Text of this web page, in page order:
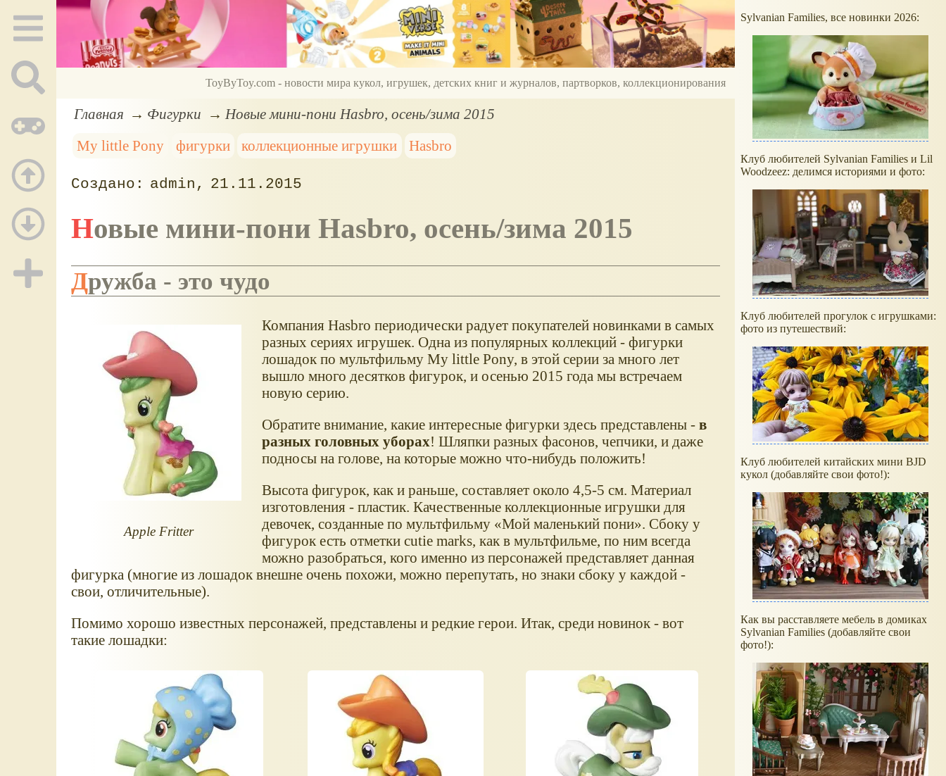
ToyByToy.com - новости мира кукол, игрушек, детских книг и журналов, партворков, коллекционирования
Главная Фигурки
Новые мини-пони Hasbro, осень/зима 2015
My little Pony
фигурки коллекционные игрушки Hasbro
admin 21.11.2015
Новые мини-пони Hasbro, осень/зима 2015
Дружба - это чудо
Apple Fritter
Компания Hasbro периодически радует покупателей новинками в самых
разных сериях игрушек. Одна из популярных коллекций - фигурки
лошадок по мультфильму My little Pony, в этой серии за много лет
вышло много десятков фигурок, и осенью 2015 года мы встречаем
новую серию.
Обратите внимание, какие интересные фигурки здесь представлены - в
разных головных уборах! Шляпки разных фасонов, чепчики, и даже
подносы на голове, на которые можно что-нибудь положить!
Высота фигурок, как и раньше, составляет около 4,5-5 см. Материал
изготовления - пластик. Качественные коллекционные игрушки для
девочек, созданные по мультфильму
Мой маленький пони . Сбоку у
фигурок есть отметки cutie marks, как в мультфильме, по ним всегда
можно разобраться, кого именно из персонажей представляет данная
фигурка (многие из лошадок внешне очень похожи, можно перепутать, но знаки сбоку у каждой -
свои, отличительные).
Помимо хорошо известных персонажей, представлены и редкие герои. Итак, среди новинок - вот
такие лошадки:
Sylvanian Families, все новинки 2026:
Клуб любителей Sylvanian Families и Lil
Woodzeez: делимся историями и фото:
Клуб любителей прогулок с игрушками:
фото из путешествий:
Клуб любителей китайских мини BJD
кукол (добавляйте свои фото!):
Как вы расставляете мебель в домиках
Sylvanian Families (добавляйте свои
фото!):